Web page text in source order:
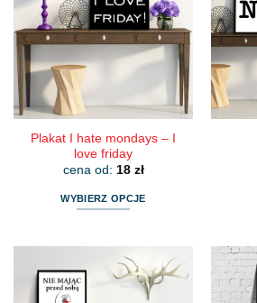
Opcje
można
wybrać
produktu
Plakat I hate mondays – I
love friday
cena od: 18 zł
WYBIERZ OPCJE
wiele
wariantów.